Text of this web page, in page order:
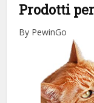
Prodotti
By PewinGo